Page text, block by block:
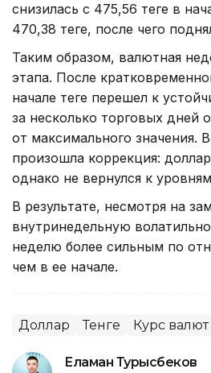
снизилась с 475,56 теңге в
470,38 теңге, после чего
Таким образом, валютная
этапа. После
начале теңге перешел к
за несколько торговых дней
от максимального значения.
произошла коррекция:
однако не вернулся к
В результате, несмотря на
внутринедельную
неделю более сильным по
чем в ее начале.
Доллар Тенге Курс валют
Еламан Турысбеков